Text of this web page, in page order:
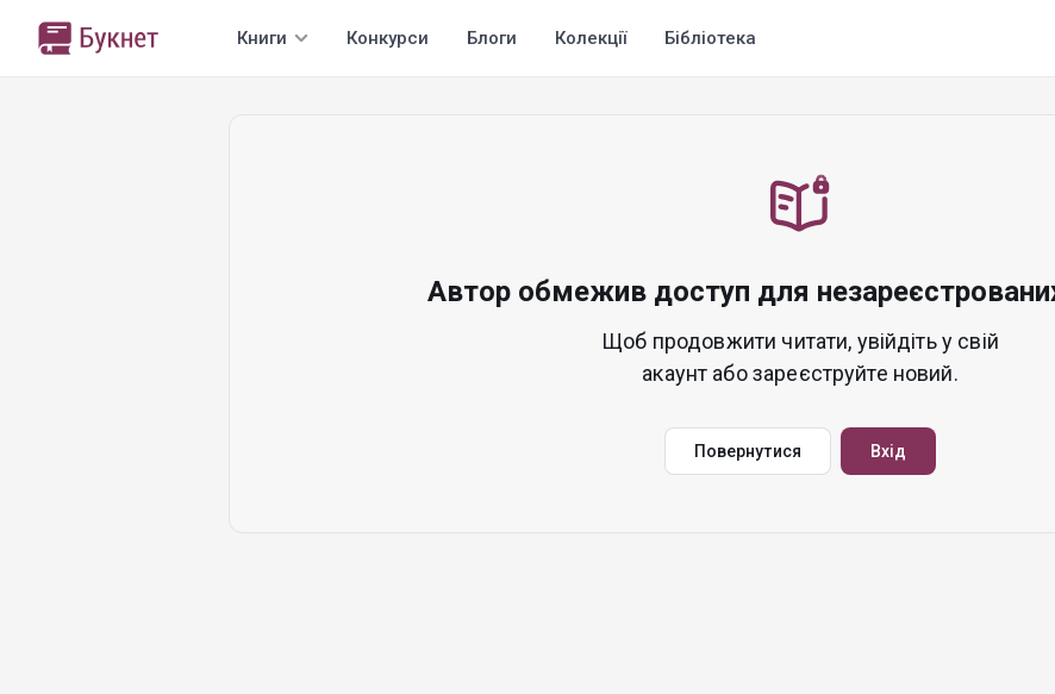
Книги Конкурси Блоги Колекції Бібліотека
Автор обмежив доступ для
Щоб продовжити читати, увійдіть у свій
акаунт або зареєструйте новий.
Повернутися Вхід